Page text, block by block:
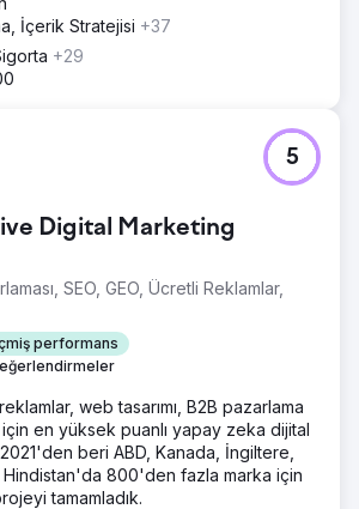
İçerik Stratejisi +37
+29
Digital Marketing
SEO, GEO, Ücretli Reklamlar,
performans
5
web tasarımı, B2B pazarlama
için en yüksek puanlı yapay zeka dijital
beri ABD, Kanada, İngiltere,
800'den fazla marka için
tamamladık.